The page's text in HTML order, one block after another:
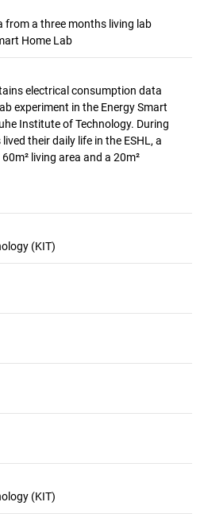
from a three months living lab
Home Lab
electrical consumption data
experiment in the Energy Smart
Institute of Technology. During
their daily life in the ESHL, a
living area and a 20m²
(KIT)
(KIT)